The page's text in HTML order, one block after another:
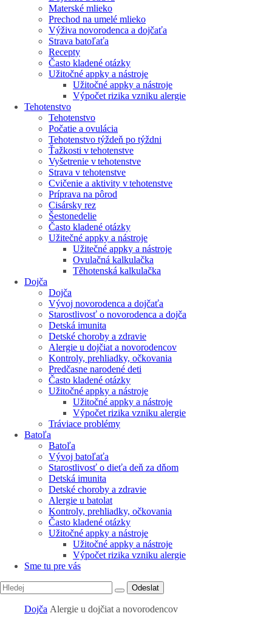
Materské mlieko
Prechod na umelé mlieko
Výživa novorodenca a dojčaťa
Strava batoľaťa
Recepty
Často kladené otázky
Užitočné appky a nástroje
Užitočné appky a nástroje
Výpočet rizika vzniku alergie
Tehotenstvo
Tehotenstvo
Počatie a ovulácia
Tehotenstvo týždeň po týždni
Ťažkosti v tehotenstve
Vyšetrenie v tehotenstve
Strava v tehotenstve
Cvičenie a aktivity v tehotenstve
Príprava na pôrod
Cisársky rez
Šestonedelie
Často kladené otázky
Užitečné appky a nástroje
Užitečné appky a nástroje
Ovulačná kalkulačka
Těhotenská kalkulačka
Dojča
Dojča
Vývoj novorodenca a dojčaťa
Starostlivosť o novorodenca a dojča
Detská imunita
Detské choroby a zdravie
Alergie u dojčiat a novorodencov
Kontroly, prehliadky, očkovania
Predčasne narodené deti
Často kladené otázky
Užitočné appky a nástroje
Užitočné appky a nástroje
Výpočet rizika vzniku alergie
Tráviace problémy
Batoľa
Batoľa
Vývoj batoľaťa
Starostlivosť o dieťa deň za dňom
Detská imunita
Detské choroby a zdravie
Alergie u batolat
Kontroly, prehliadky, očkovania
Často kladené otázky
Užitočné appky a nástroje
Užitočné appky a nástroje
Výpočet rizika vzniku alergie
Sme tu pre vás
Odeslat
Dojča Alergie u dojčiat a novorodencov